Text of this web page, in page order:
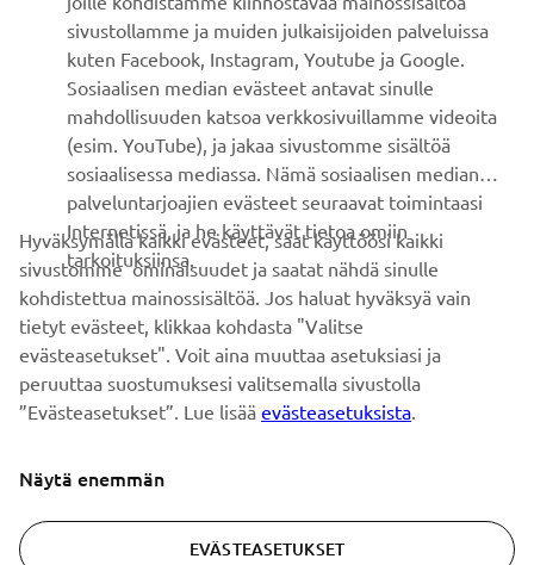
ASIAKASTUKI
UUTISKIRJE
Ole ensimmäinen, joka kuulee uusimmista tarjouksista,
erikoistapahtumista, uusista julkaisuista ja paljon muuta...
TILAA
Lue tietosuojakäytäntömme saadaksesi tietää, miten
käsittelemme henkilötietojasi:
Tietosuoja ja evästeet -sivustolta
sivustollamme ja muiden julkaisijoiden palveluissa
kuten Facebook, Instagram, Youtube ja Google.
Sosiaalisen median evästeet antavat sinulle
mahdollisuuden katsoa verkkosivuillamme videoita
(esim. YouTube), ja jakaa sivustomme sisältöä
sosiaalisessa mediassa. Nämä sosiaalisen median
palveluntarjoajien evästeet seuraavat toimintaasi
Internetissä, ja he käyttävät tietoa omiin
tarkoituksiinsa.
Hyväksymällä kaikki evästeet, saat käyttöösi kaikki
sivustomme ominaisuudet ja saatat nähdä sinulle
kohdistettua mainossisältöä. Jos haluat hyväksyä vain
tietyt evästeet, klikkaa kohdasta "Valitse
evästeasetukset". Voit aina muuttaa asetuksiasi ja
peruuttaa suostumuksesi valitsemalla sivustolla
”Evästeasetukset”. Lue lisää evästeasetuksista.
Näytä enemmän
EVÄSTEASETUKSET